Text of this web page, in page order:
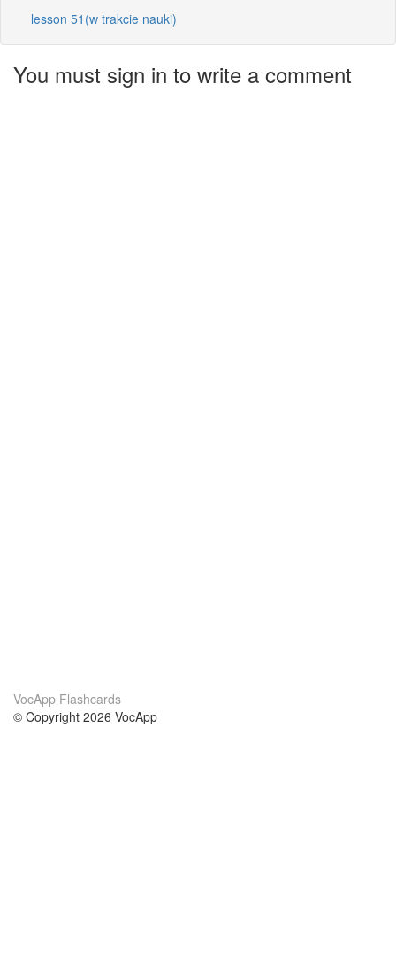
lesson 51(w trakcie nauki)
You must sign in to write a comment
VocApp Flashcards
© Copyright 2026 VocApp